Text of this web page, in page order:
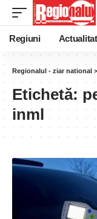
Regiuni
Regionalul - ziar national >
Etichetă:
inml